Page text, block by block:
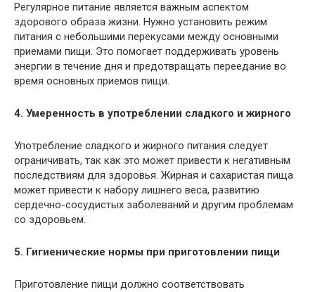
Регулярное питание является важным аспектом
здорового образа жизни. Нужно установить режим
питания с небольшими перекусами между основными
приемами пищи. Это помогает поддерживать уровень
энергии в течение дня и предотвращать переедание во
время основных приемов пищи.
4. Умеренность в употреблении сладкого и жирного
Употребление сладкого и жирного питания следует
ограничивать, так как это может привести к негативным
последствиям для здоровья. Жирная и сахаристая пища
может привести к набору лишнего веса, развитию
сердечно-сосудистых заболеваний и другим проблемам
со здоровьем.
5. Гигиенические нормы при приготовлении пищи
Приготовление пищи должно соответствовать